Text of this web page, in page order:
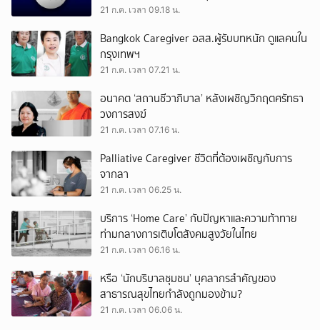
21 ก.ค. เวลา 09.18 น.
Bangkok Caregiver อสส.ผู้รับบทหนัก ดูแลคนใน
กรุงเทพฯ
21 ก.ค. เวลา 07.21 น.
อนาคต ‘สถานชีวาภิบาล’ หลังเผชิญวิกฤตศรัทธา
วงการสงฆ์
21 ก.ค. เวลา 07.16 น.
Palliative Caregiver ชีวิตที่ต้องเผชิญกับการ
จากลา
21 ก.ค. เวลา 06.25 น.
บริการ ‘Home Care’ กับปัญหาและความท้าทาย
ท่ามกลางการเติบโตสังคมสูงวัยในไทย
21 ก.ค. เวลา 06.16 น.
หรือ ‘นักบริบาลชุมชน’ บุคลากรสำคัญของ
สาธารณสุขไทยกำลังถูกมองข้าม?
21 ก.ค. เวลา 06.06 น.